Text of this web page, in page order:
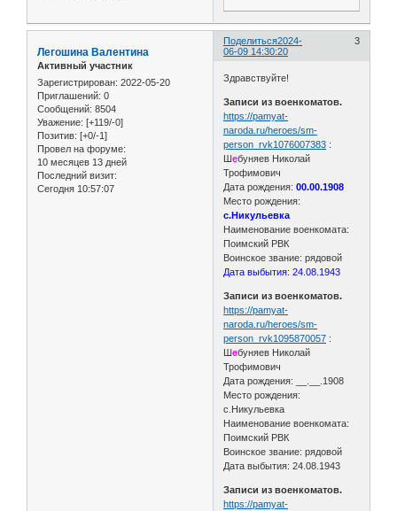
Поделиться 3
2024-
06-09 14:30:20
Легошина Валентина
Активный участник
Зарегистрирован: 2022-05-20
Приглашений: 0
Сообщений: 8504
Уважение: [+119/-0]
Позитив: [+0/-1]
Провел на форуме:
10 месяцев 13 дней
Последний визит:
Сегодня 10:57:07
Здравствуйте!
Записи из военкоматов.
https://pamyat-
naroda.ru/heroes/sm-
person_rvk1076007383 :
Шебуняев Николай
Трофимович
Дата рождения:00.00.1908
Место рождения:
с.Никульевка
Наименование военкомата:
Поимский РВК
Воинское звание: рядовой
Дата выбытия: 24.08.1943
Записи из военкоматов.
https://pamyat-
naroda.ru/heroes/sm-
person_rvk1095870057 :
Шебуняев Николай
Трофимович
Дата рождения: __.__.1908
Место рождения:
с.Никульевка
Наименование военкомата:
Поимский РВК
Воинское звание: рядовой
Дата выбытия: 24.08.1943
Записи из военкоматов.
https://pamyat-